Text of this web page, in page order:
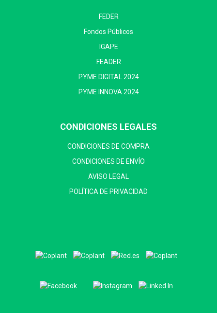
FEDER
Fondos Públicos
IGAPE
FEADER
PYME DIGITAL 2024
PYME INNOVA 2024
CONDICIONES LEGALES
CONDICIONES DE COMPRA
CONDICIONES DE ENVÍO
AVISO LEGAL
POLÍTICA DE PRIVACIDAD